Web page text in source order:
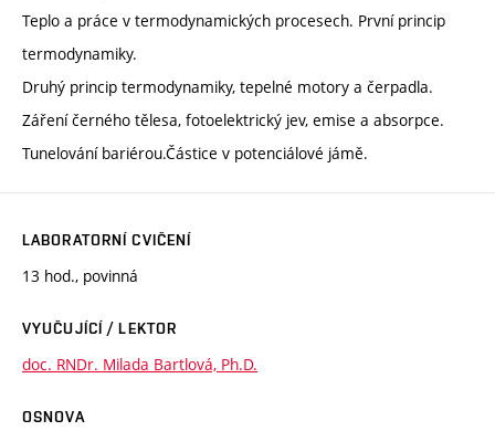
Teplo a práce v termodynamických procesech. První princip
termodynamiky.
Druhý princip termodynamiky, tepelné motory a čerpadla.
Záření černého tělesa, fotoelektrický jev, emise a absorpce.
Tunelování bariérou.Částice v potenciálové jámě.
LABORATORNÍ CVIČENÍ
13 hod., povinná
VYUČUJÍCÍ / LEKTOR
doc. RNDr. Milada Bartlová, Ph.D.
OSNOVA